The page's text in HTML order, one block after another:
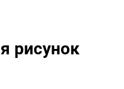
рисунок